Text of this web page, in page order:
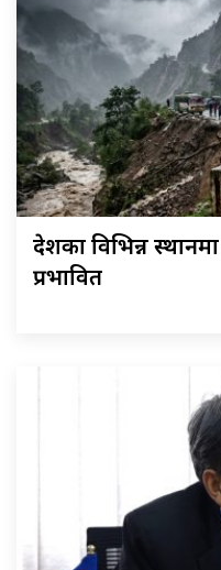
देशका विभिन्न
प्रभावित